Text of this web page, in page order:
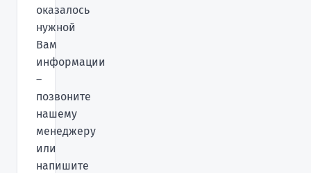
оказалось
нужной
Вам
информации
–
позвоните
нашему
менеджеру
или
напишите